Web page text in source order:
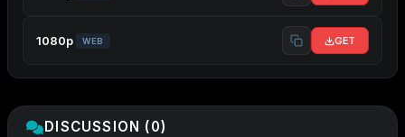
1080p WEB GET
DISCUSSION (0)